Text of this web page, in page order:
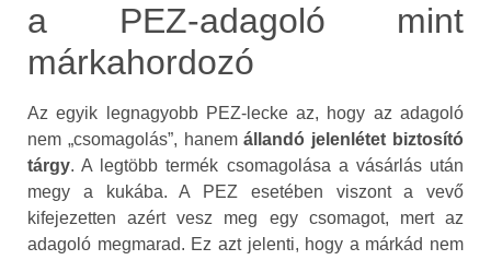
a PEZ-adagoló mint
márkahordozó
Az egyik legnagyobb PEZ-lecke az, hogy az adagoló
nem „csomagolás”, hanemállandó jelenlétet biztosító
tárgy. A legtöbb termék csomagolása a vásárlás után
megy a kukába. A PEZ esetében viszont a vevő
kifejezetten azért vesz meg egy csomagot, mert az
adagoló megmarad. Ez azt jelenti, hogy a márkád nem